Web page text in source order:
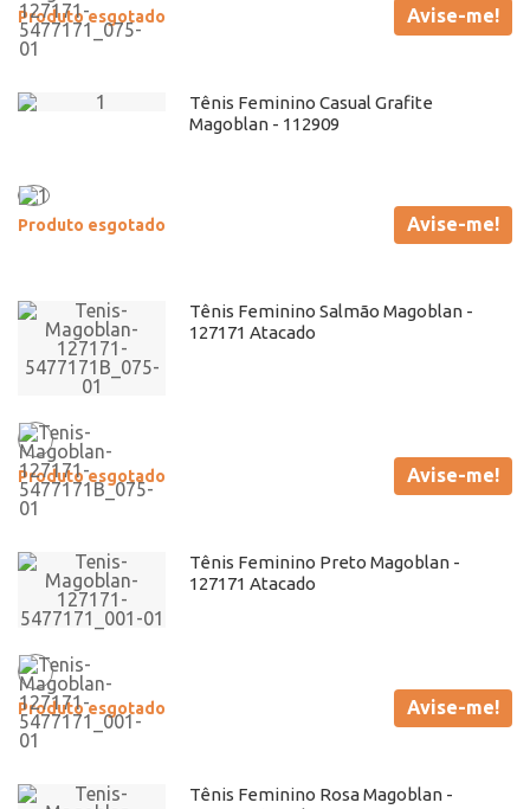
Produto esgotado Avise-me!
Tênis Feminino Casual Grafite
Magoblan - 112909
Produto esgotado Avise-me!
Tênis Feminino Salmão Magoblan -
127171 Atacado
Produto esgotado Avise-me!
Tênis Feminino Preto Magoblan -
127171 Atacado
Produto esgotado Avise-me!
Tênis Feminino Rosa Magoblan -